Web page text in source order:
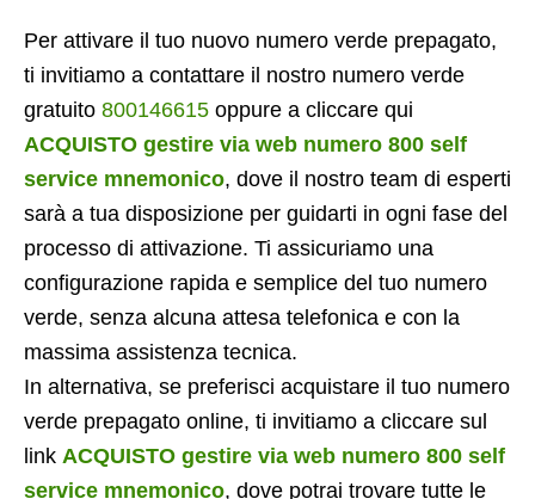
Per attivare il tuo nuovo numero verde prepagato,
ti invitiamo a contattare il nostro numero verde
gratuito 800146615 oppure a cliccare qui
ACQUISTO gestire via web numero 800 self
service mnemonico, dove il nostro team di esperti
sarà a tua disposizione per guidarti in ogni fase del
processo di attivazione. Ti assicuriamo una
configurazione rapida e semplice del tuo numero
verde, senza alcuna attesa telefonica e con la
massima assistenza tecnica.
In alternativa, se preferisci acquistare il tuo numero
verde prepagato online, ti invitiamo a cliccare sul
link ACQUISTO gestire via web numero 800 self
service mnemonico, dove potrai trovare tutte le